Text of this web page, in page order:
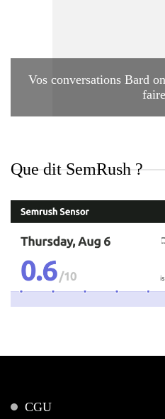
Vos conversations Bard
Que dit SemRush ?
CGU